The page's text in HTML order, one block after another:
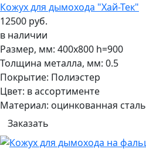
Кожух для дымохода "Хай-Тек"
12500 руб.
в наличии
Размер, мм: 400х800 h=900
Толщина металла, мм: 0.5
Покрытие: Полиэстер
Цвет: в ассортименте
Материал: оцинкованная сталь
Заказать